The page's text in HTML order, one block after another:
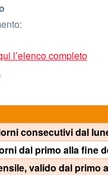
l’elenco completo
consecutivi dal
dal primo alla fine
valido dal primo